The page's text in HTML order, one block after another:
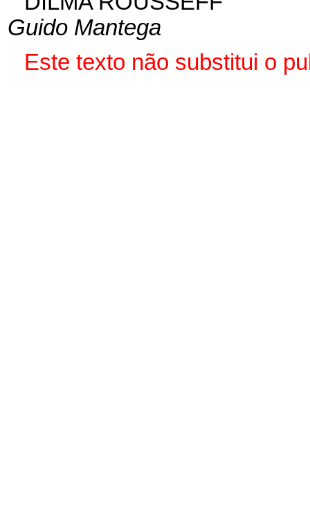
Guido Mantega
Este texto não substitui o